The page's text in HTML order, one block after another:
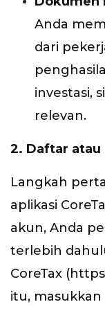
Anda
dari
investasi,
relevan.
2. Daftar atau
Langkah
aplikasi
akun, Anda
terlebih
CoreTax
itu,